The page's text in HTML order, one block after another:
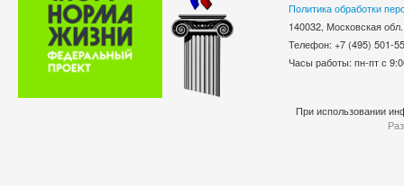
Политика обработки
140032, Московская
Телефон: +7 (495)
Часы работы: пн-пт с
При использовании